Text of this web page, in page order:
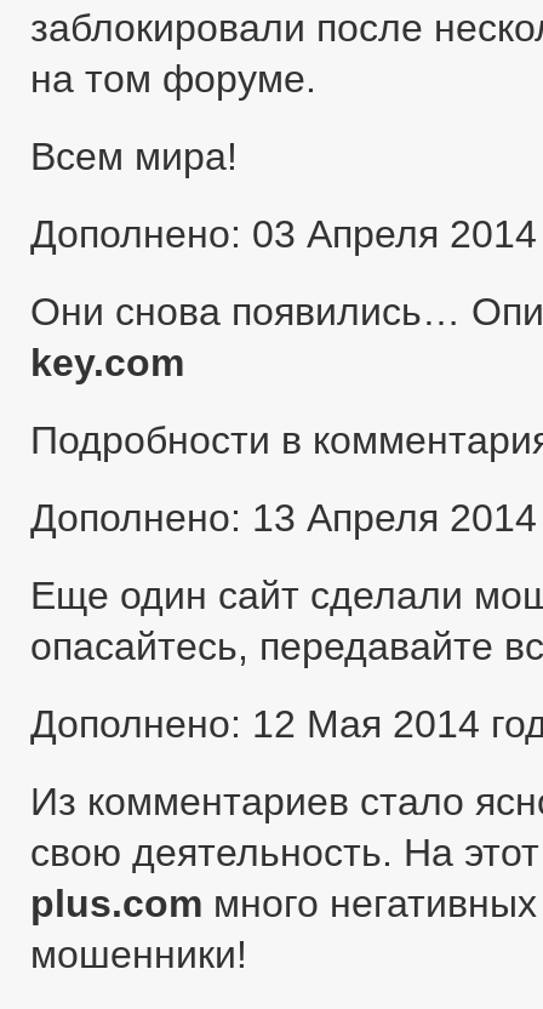
заблокировали после
на том форуме.
Всем мира!
Дополнено: 03 Апреля 2014
Они снова появились…
key.com
Подробности в
Дополнено: 13 Апреля 2014
Еще один сайт сделали
опасайтесь, передавайте
Дополнено: 12 Мая 2014
Из комментариев стало
свою деятельность. На
plus.com много
мошенники!